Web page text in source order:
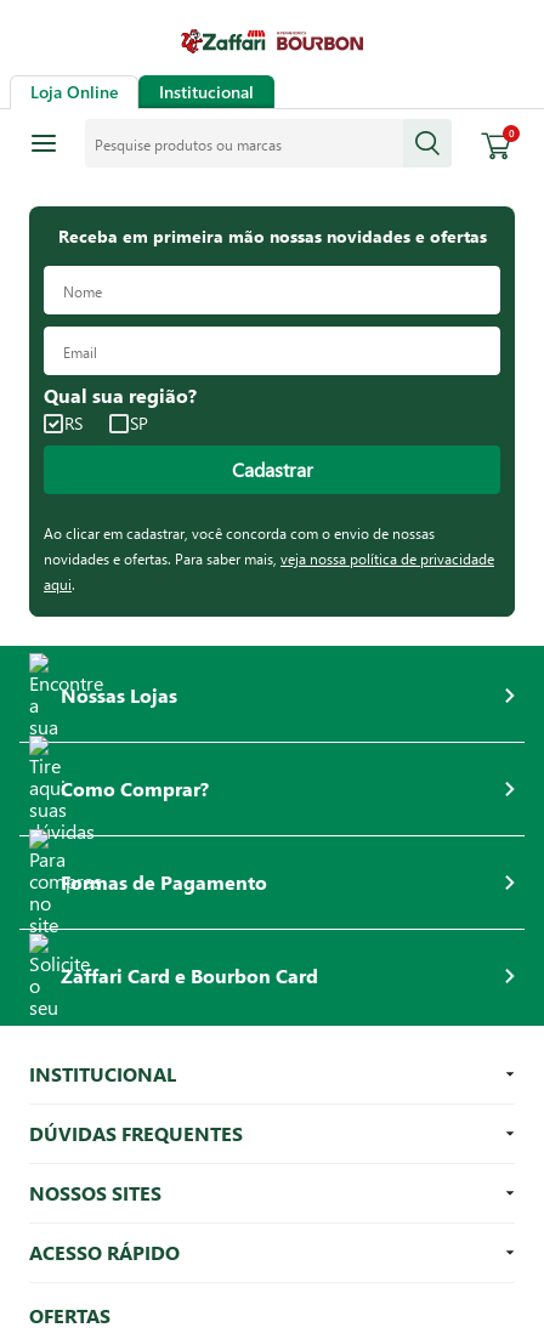
Loja Online Institucional
0
Receba em primeira mão nossas novidades e ofertas
Qual sua região?
RS SP
Cadastrar
Ao clicar em cadastrar, você concorda com o envio de nossas
novidades e ofertas. Para saber mais, veja nossa política de privacidade
aqui.
Nossas Lojas
Como Comprar?
Formas de Pagamento
Zaffari Card e Bourbon Card
INSTITUCIONAL
DÚVIDAS FREQUENTES
NOSSOS SITES
ACESSO RÁPIDO
OFERTAS